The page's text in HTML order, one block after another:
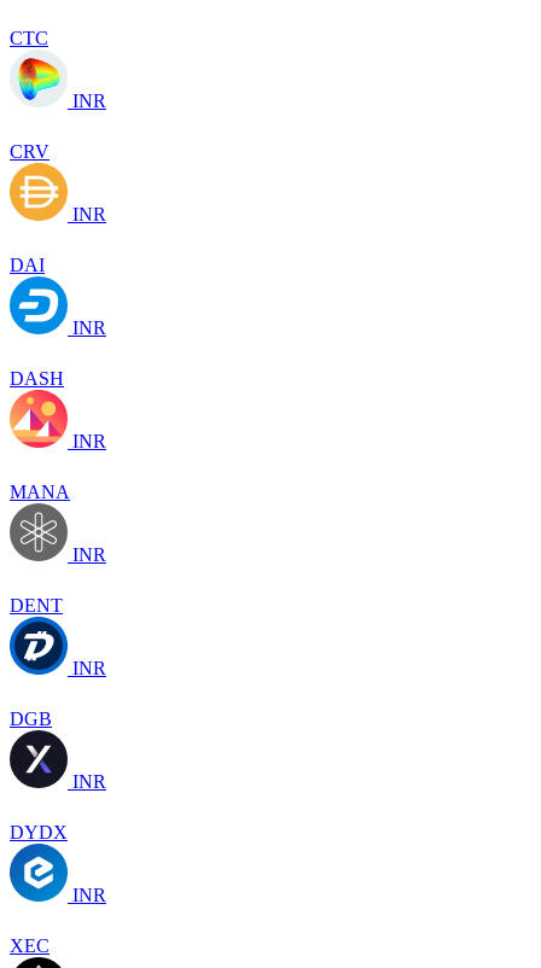
CTC
INR
CRV
INR
DAI
INR
DASH
INR
MANA
INR
DENT
INR
DGB
INR
DYDX
INR
XEC